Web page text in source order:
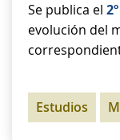
Se publica el
evolución del
Estudios